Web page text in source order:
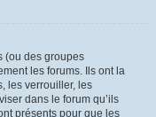
(ou des groupes
les forums. Ils ont la
les verrouiller, les
dans le forum qu’ils
présents pour que les